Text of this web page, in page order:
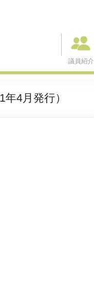
議員紹介
4月発行）